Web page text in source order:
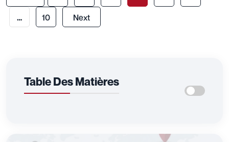
…
10 Next
Table Des Matières